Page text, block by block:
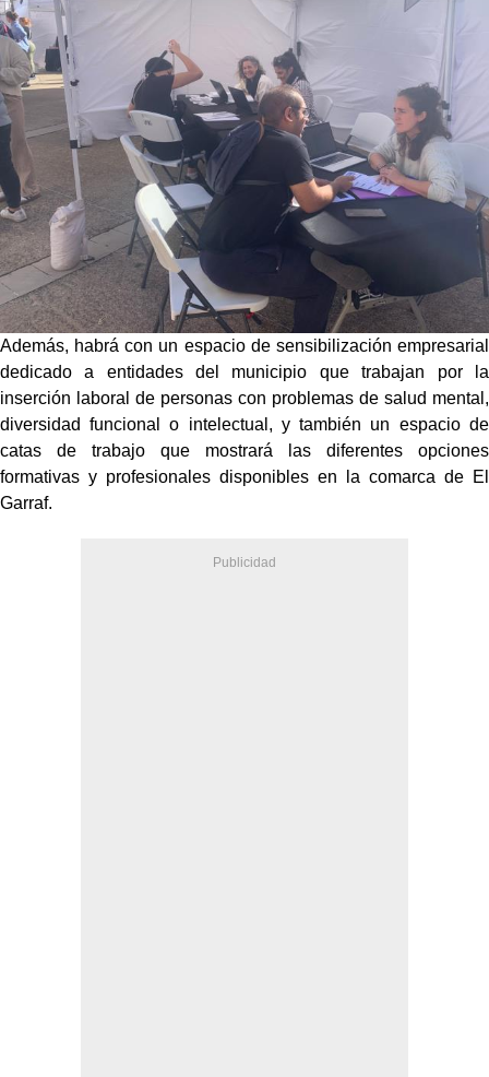
Además, habrá con un espacio de sensibilización empresarial
dedicado a entidades del municipio que trabajan por la
inserción laboral de personas con problemas de salud mental,
diversidad funcional o intelectual, y también un espacio de
catas de trabajo que mostrará las diferentes opciones
formativas y profesionales disponibles en la comarca de El
Garraf.